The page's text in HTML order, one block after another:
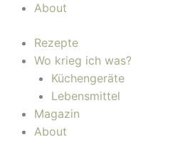
About
Rezepte
Wo krieg ich was?
Küchengeräte
Lebensmittel
Magazin
About